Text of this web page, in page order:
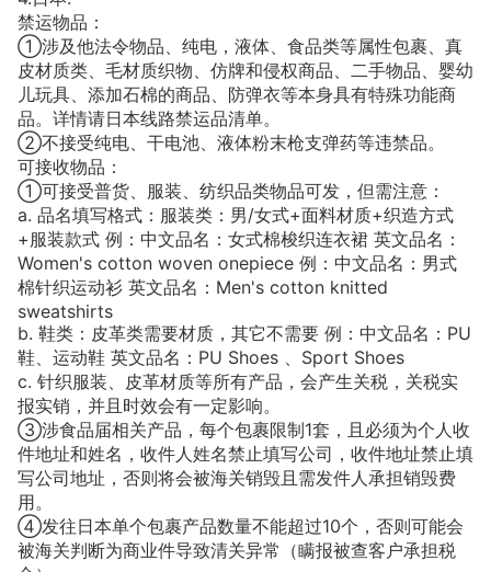
禁运物品：
①涉及他法令物品、纯电，液体、食品类等属性包裹、真
皮材质类、毛材质织物、仿牌和侵权商品、二手物品、婴幼
儿玩具、添加石棉的商品、防弹衣等本身具有特殊功能商
品。详情请日本线路禁运品清单。
②不接受纯电、干电池、液体粉末枪支弹药等违禁品。
可接收物品：
①可接受普货、服装、纺织品类物品可发，但需注意：
a. 品名填写格式：服装类：男/女式+面料材质+织造方式
+服装款式 例：中文品名：女式棉梭织连衣裙 英文品名：
Women's cotton woven onepiece 例：中文品名：男式
棉针织运动衫 英文品名：Men's cotton knitted
sweatshirts
b. 鞋类：皮革类需要材质，其它不需要 例：中文品名：PU
鞋、运动鞋 英文品名：PU Shoes 、Sport Shoes
c. 针织服装、皮革材质等所有产品，会产生关税，关税实
报实销，并且时效会有一定影响。
③涉食品届相关产品，每个包裹限制1套，且必须为个人收
件地址和姓名，收件人姓名禁止填写公司，收件地址禁止填
写公司地址，否则将会被海关销毁且需发件人承担销毁费
用。
④发往日本单个包裹产品数量不能超过10个，否则可能会
被海关判断为商业件导致清关异常（瞒报被查客户承担税